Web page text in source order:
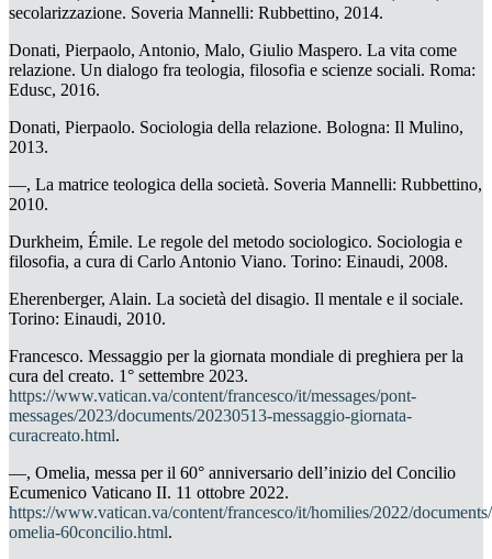
secolarizzazione. Soveria Mannelli: Rubbettino, 2014.
Donati, Pierpaolo, Antonio, Malo, Giulio Maspero. La vita come
relazione. Un dialogo fra teologia, filosofia e scienze sociali. Roma:
Edusc, 2016.
Donati, Pierpaolo. Sociologia della relazione. Bologna: Il Mulino,
2013.
—, La matrice teologica della società. Soveria Mannelli: Rubbettino,
2010.
Durkheim, Émile. Le regole del metodo sociologico. Sociologia e
filosofia, a cura di Carlo Antonio Viano. Torino: Einaudi, 2008.
Eherenberger, Alain. La società del disagio. Il mentale e il sociale.
Torino: Einaudi, 2010.
Francesco. Messaggio per la giornata mondiale di preghiera per la
cura del creato. 1° settembre 2023.
https://www.vatican.va/content/francesco/it/messages/pont-
messages/2023/documents/20230513-messaggio-giornata-
curacreato.html.
—, Omelia, messa per il 60° anniversario dell’inizio del Concilio
Ecumenico Vaticano II. 11 ottobre 2022.
https://www.vatican.va/content/francesco/it/homilies/2022/
omelia-60concilio.html.